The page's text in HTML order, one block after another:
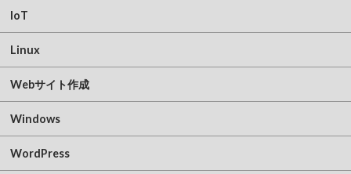
IoT
Linux
Webサイト作成
Windows
WordPress